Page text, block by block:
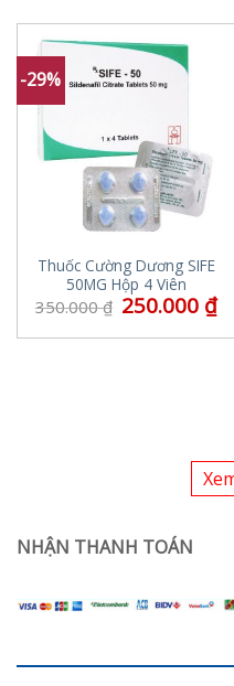
-29%
Thuốc Cường Dương SIFE
50MG Hộp 4 Viên
350.000₫ 250.000 ₫
NHẬN THANH TOÁN